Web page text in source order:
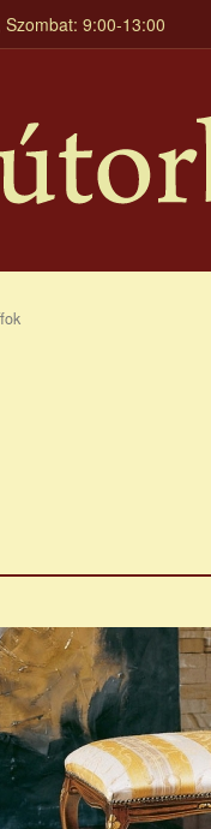
9:00-13:00